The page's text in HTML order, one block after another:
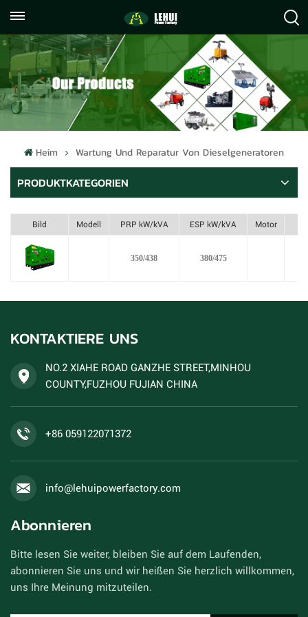
059122071372
info@lehuipowerfactory.com
Heim Wartung Und Reparatur Von Dieselgeneratoren
PRODUKTKATEGORIEN
Bild Modell PRP kW/kVA ESP kW/kVA Motor
350/438 380/475
KONTAKTIERE UNS
NO.2 XIAHE ROAD GANZHE STREET,MINHOU
COUNTY,FUZHOU FUJIAN CHINA
+86 059122071372
info@lehuipowerfactory.com
Abonnieren
Bitte lesen Sie weiter, bleiben Sie auf dem Laufenden,
abonnieren Sie uns und wir heißen Sie herzlich willkommen,
uns Ihre Meinung mitzuteilen.